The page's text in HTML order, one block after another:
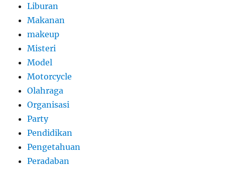
Liburan
Makanan
makeup
Misteri
Model
Motorcycle
Olahraga
Organisasi
Party
Pendidikan
Pengetahuan
Peradaban